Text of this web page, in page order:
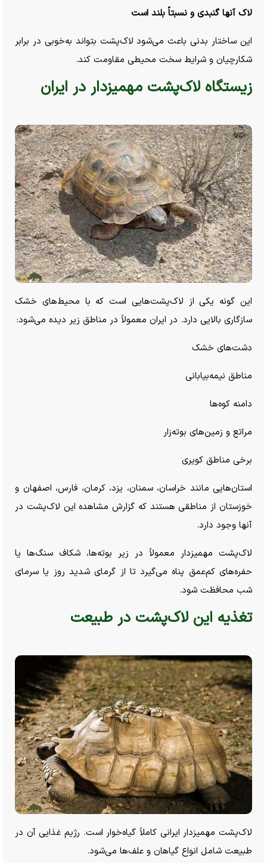
لاک آنها گنبدی و نسبتاً بلند است
این ساختار بدنی باعث می‌شود لاک‌پشت بتواند به‌خوبی در برابر
شکارچیان و شرایط سخت محیطی مقاومت کند.
زیستگاه لاک‌پشت مهمیزدار در ایران
این گونه یکی از لاک‌پشت‌هایی است که با محیط‌های خشک
سازگاری بالایی دارد. در ایران معمولاً در مناطق زیر دیده می‌شود:
دشت‌های خشک
مناطق نیمه‌بیابانی
دامنه کوه‌ها
مراتع و زمین‌های بوته‌زار
برخی مناطق کویری
استان‌هایی مانند‌ خراسان، سمنان، یزد، کرمان، فارس، اصفهان و
خوزستان از مناطقی هستند که گزارش مشاهده این لاک‌پشت در
آنها وجود دارد.
لاک‌پشت مهمیزدار معمولاً در زیر بوته‌ها، شکاف سنگ‌ها یا
حفره‌های کم‌عمق پناه می‌گیرد تا از گرمای شدید روز یا سرمای
شب محافظت شود.
تغذیه این لاک‌پشت در طبیعت
لاک‌پشت مهمیزدار ایرانی کاملاً گیاه‌خوار است. رژیم غذایی آن در
طبیعت شامل انواع گیاهان و علف‌ها می‌شود.